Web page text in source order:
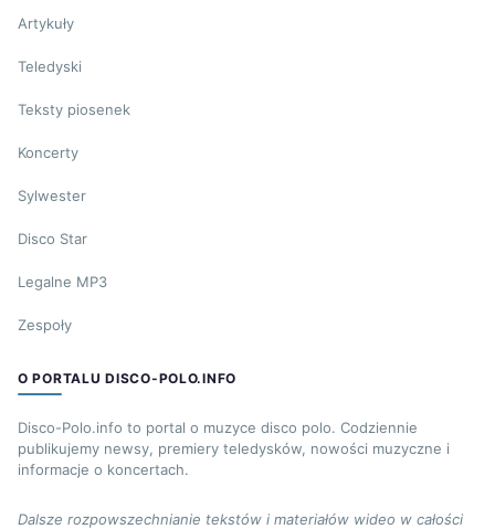
Artykuły
Teledyski
Teksty piosenek
Koncerty
Sylwester
Disco Star
Legalne MP3
Zespoły
O PORTALU DISCO-POLO.INFO
Disco-Polo.info to portal o muzyce disco polo. Codziennie
publikujemy newsy, premiery teledysków, nowości muzyczne i
informacje o koncertach.
Dalsze rozpowszechnianie tekstów i materiałów wideo w całości